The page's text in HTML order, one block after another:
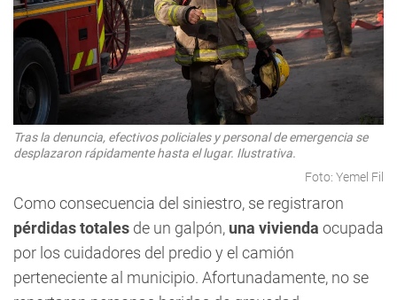
Tras la denuncia, efectivos policiales y personal de emergencia se
desplazaron rápidamente hasta el lugar. Ilustrativa.
Foto: Yemel Fil
Como consecuencia del siniestro, se registraron
pérdidas totales de un galpón, una vivienda ocupada
por los cuidadores del predio y el camión
perteneciente al municipio. Afortunadamente, no se